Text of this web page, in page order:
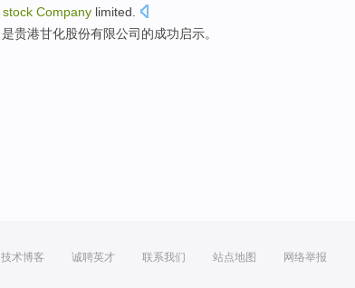
stock Company limited.
是贵港甘化股份有限公司 的成功启示。
技术博客 诚聘英才 联系我们 站点地图 网络举报